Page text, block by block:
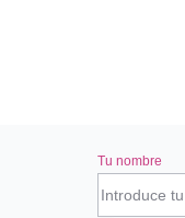
Tu nombre